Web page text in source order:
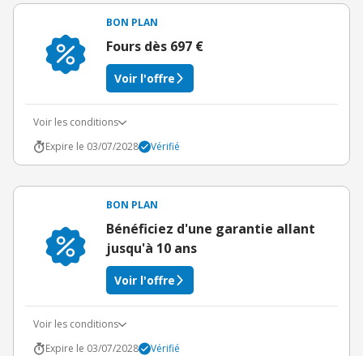
BON PLAN
Fours dès 697 €
Voir l'offre
Voir les conditions
Expire le 03/07/2028
Vérifié
BON PLAN
Bénéficiez d'une garantie allant
jusqu'à 10 ans
Voir l'offre
Voir les conditions
Expire le 03/07/2028
Vérifié